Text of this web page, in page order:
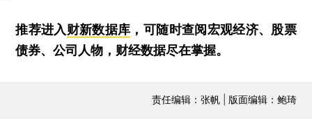
推荐进入财新数据库 ，可随时查阅宏观经济、股票
债券、公司人物，财经数据尽在掌握。
责任编辑：张帆 | 版面编辑：鲍琦